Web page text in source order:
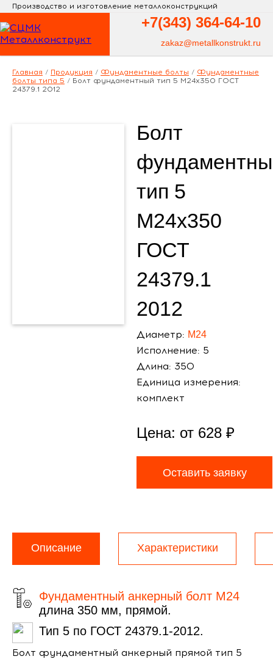
Производство и изготовление металлоконструкций
+7(343) 364-64-10
zakaz@metallkonstrukt.ru
Главная / Продукция / Фундаментные болты / Фундаментные
болты типа 5 / Болт фундаментный тип 5 М24х350 ГОСТ
24379.1 2012
Болт
тип 5
М24х350
ГОСТ
24379.1
2012
Диаметр: М24
Исполнение: 5
Длина: 350
Единица измерения:
комплект
Цена: от 628 ₽
Оставить заявку
Описание Характеристики
Фундаментный анкерный болт М24
длина 350 мм, прямой.
Тип 5 по ГОСТ 24379.1-2012.
Болт фундаментный анкерный прямой тип 5